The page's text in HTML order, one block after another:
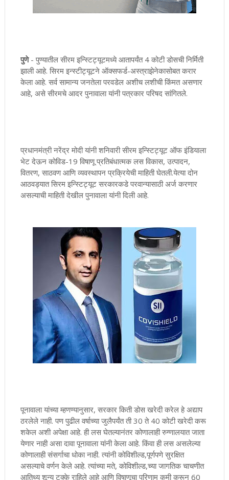
पुणे - पुण्यातील सीरम इन्स्टिट्यूटमध्ये आतापर्यंत 4 कोटी डोसची निर्मिती
झाली आहे. सिरम इन्स्टीट्यूटने ऑक्सफर्ड-अस्त्राझेनेकासोबत करार
केला आहे. सर्व सामान्य जनतेला परवडेल अशीच लशीची किंमत असणार
आहे, असे सीरमचे आदर पुनावाला यांनी पत्रकार परिषद सांगितले.
प्रधानमंत्री नरेंद्र मोदी यांनी शनिवारी सीरम इन्स्टिट्यूट ऑफ इंडियाला
भेट देऊन कोविड-19 विषाणू प्रतिबंधात्मक लस विकास, उत्पादन,
वितरण, साठवण आणि व्यवस्थापन प्रक्रियेची माहिती घेतली.येत्या दोन
आठवड्यात सिरम इन्स्टिट्यूट सरकारकडे परवान्यासाठी अर्ज करणार
असल्याची माहिती देखील पुनावाला यांनी दिली आहे.
पूनावाला यांच्या म्हणण्यानुसार, सरकार किती डोस खरेदी करेल हे अद्याप
ठरलेले नाही. पण पुढील वर्षाच्या जुलैपर्यंत ती 30 ते 40 कोटी खरेदी करू
शकेल अशी अपेक्षा आहे. ही लस घेतल्यानंतर कोणालाही रुग्णालयात जाता
येणार नाही असा दावा पूनावाला यांनी केला आहे. किंवा ही लस असलेल्या
कोणालाही संसर्गाचा धोका नाही. त्यांनी कोविशील्ड,पूर्णपणे सुरक्षित
असल्याचे वर्णन केले आहे. त्यांच्या मते, कोविशील्ड,च्या जागतिक चाचणीत
आतिथ्य शून्य टक्के राहिले आहे आणि विषाणूचा परिणाम कमी करून 60